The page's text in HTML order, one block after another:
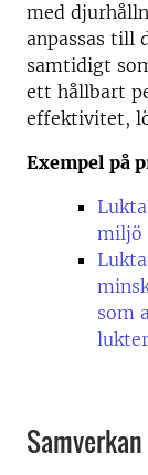
med
anpassas till
samtidigt
ett hållbart
effektivitet,
Exempel på
miljö
som
lukter
Samverkan